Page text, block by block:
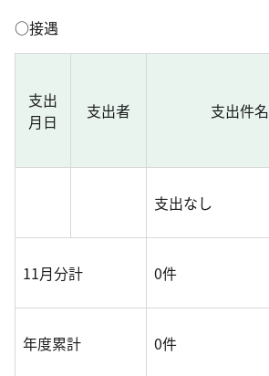
○接遇
支出
月日
支出者 支出件名
支出なし
11月分計 0件
年度累計 0件